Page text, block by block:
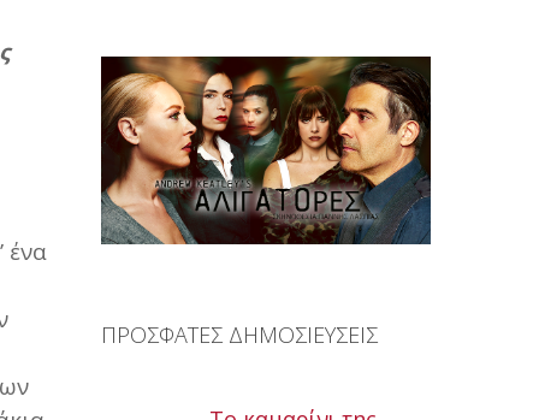
ένα
ΠΡΟΣΦΑΤΕΣ ΔΗΜΟΣΙΕΥΣΕΙΣ